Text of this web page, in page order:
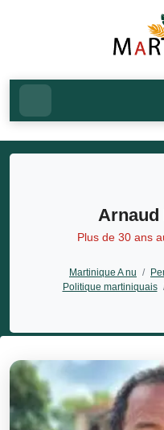
Arnaud
Plus de 30 ans
Martinique A nu /
Politique martiniquais